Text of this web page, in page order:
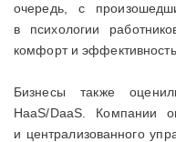
очередь, с
в психологии
комфорт и
Бизнесы также
HaaS/DaaS. Компании
и централизованного